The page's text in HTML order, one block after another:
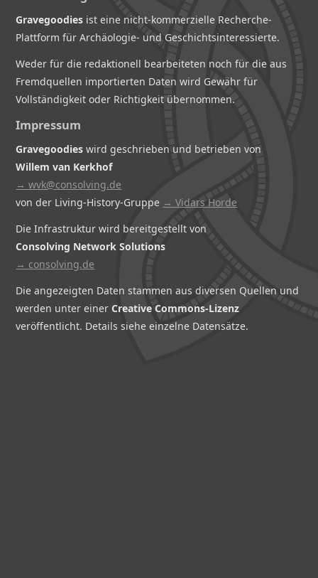
Gravegoodies ist eine nicht-kommerzielle Recherche-
Plattform für Archäologie- und Geschichtsinteressierte.
Weder für die redaktionell bearbeiteten noch für die aus
Fremdquellen importierten Daten wird Gewähr für
Vollständigkeit oder Richtigkeit übernommen.
Impressum
Gravegoodies wird geschrieben und betrieben von
Willem van Kerkhof
→ wvk@consolving.de
von der Living-History-Gruppe → Vidars Horde
Die Infrastruktur wird bereitgestellt von
Consolving Network Solutions
→ consolving.de
Die angezeigten Daten stammen aus diversen Quellen und
werden unter einerCreative Commons-Lizenz
veröffentlicht. Details siehe einzelne Datensätze.